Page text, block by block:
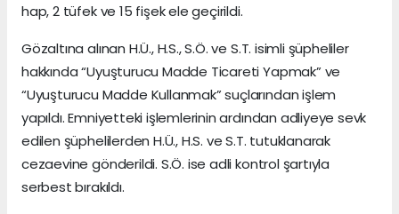
hap, 2 tüfek ve 15 fişek ele geçirildi.
Gözaltına alınan H.Ü., H.S., S.Ö. ve S.T. isimli şüpheliler
hakkında “Uyuşturucu Madde Ticareti Yapmak” ve
“Uyuşturucu Madde Kullanmak” suçlarından işlem
yapıldı. Emniyetteki işlemlerinin ardından adliyeye sevk
edilen şüphelilerden H.Ü., H.S. ve S.T. tutuklanarak
cezaevine gönderildi. S.Ö. ise adli kontrol şartıyla
serbest bırakıldı.